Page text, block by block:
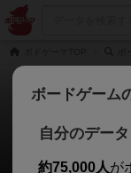
ボードゲーム
自分のデー
約75,000人が